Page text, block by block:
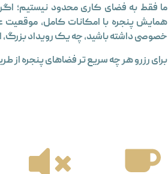
ما فقط به فضای کاری محدود نیستیم؛
همایش پنجره با امکانات کامل،
خصوصی داشته باشید، چه یک رویداد بزرگ،
برای رزرو هر چه سریع تر فضاهای پنجره از